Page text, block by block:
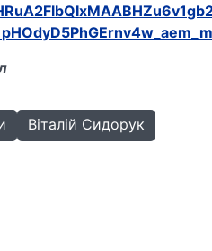
Віталій Сидорук